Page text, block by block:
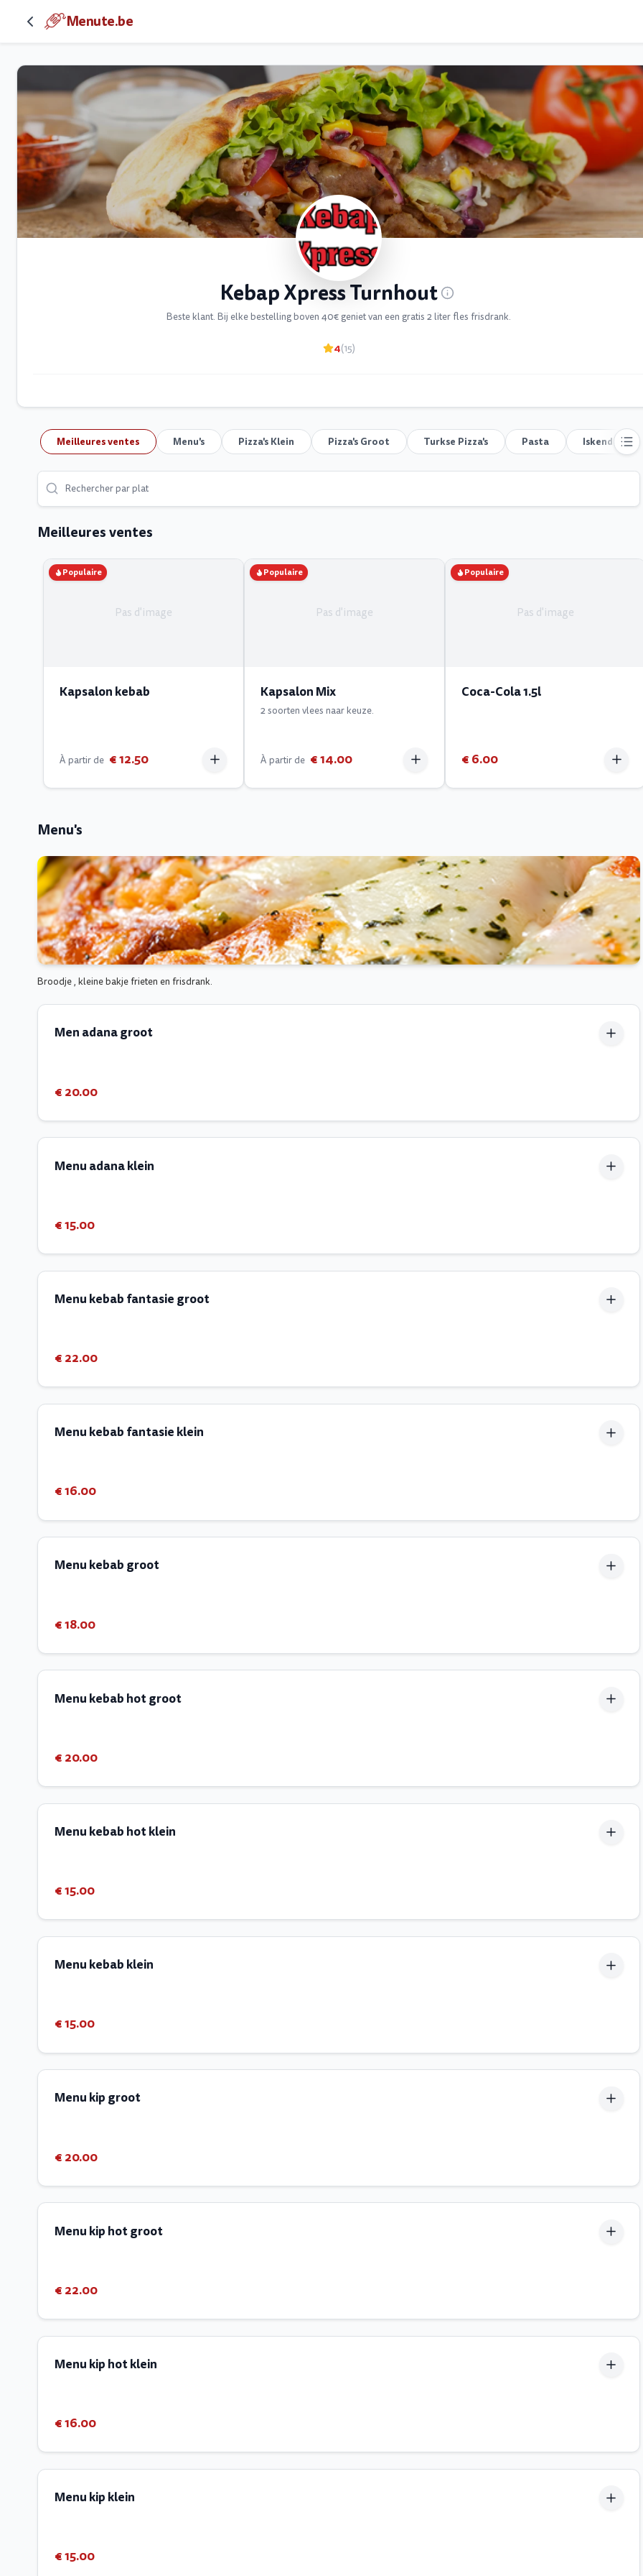
Menute.be
Kebap Xpress Turnhout
Beste klant. Bij elke bestelling boven 40€ geniet van een gratis 2 liter fles frisdrank.
4(15)
Meilleures ventes Menu's Pizza's Klein Pizza's Groot Turkse Pizza's Pasta Iskender
Meilleures ventes
Populaire
Pas d'image
Kapsalon kebab
À partir de € 12.50
Populaire
Pas d'image
Kapsalon Mix
2 soorten vlees naar keuze.
À partir de € 14.00
Populaire
Pas d'image
Coca-Cola 1.5l
€ 6.00
Menu's
Broodje , kleine bakje frieten en frisdrank.
Men adana groot
€ 20.00
Menu adana klein
€ 15.00
Menu kebab fantasie groot
€ 22.00
Menu kebab fantasie klein
€ 16.00
Menu kebab groot
€ 18.00
Menu kebab hot groot
€ 20.00
Menu kebab hot klein
€ 15.00
Menu kebab klein
€ 15.00
Menu kip groot
€ 20.00
Menu kip hot groot
€ 22.00
Menu kip hot klein
€ 16.00
Menu kip klein
€ 15.00